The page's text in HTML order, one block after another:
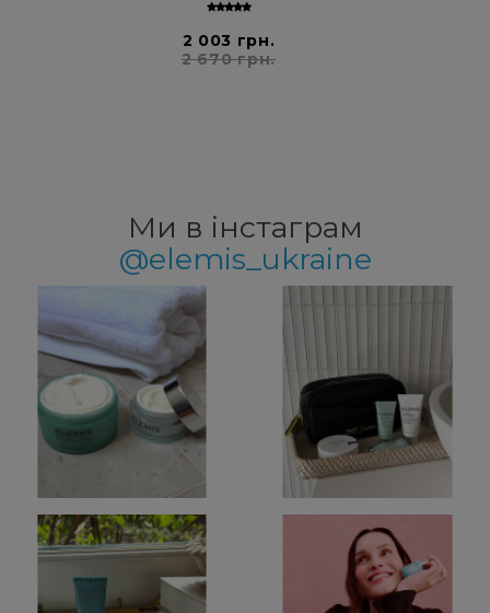
2 003 грн.
2 670 грн.
Ми в інстаграм
@elemis_ukraine